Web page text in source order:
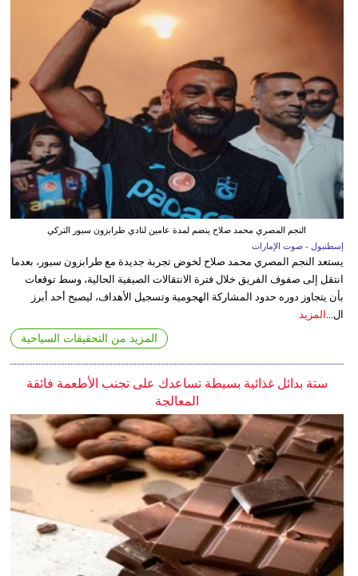
النجم المصري محمد صلاح ينضم لمدة عامين لنادي طرابزون سبور التركي
إسطنبول - صوت الإمارات
يستعد النجم المصري محمد صلاح لخوض تجربة جديدة مع طرابزون سبور، بعدما
انتقل إلى صفوف الفريق خلال فترة الانتقالات الصيفية الحالية، وسط توقعات
بأن يتجاوز دوره حدود المشاركة الهجومية وتسجيل الأهداف، ليصبح أحد أبرز
ال... المزيد
المزيد من التحقيقات السياحية
ستة بدائل غذائية بسيطة تساعدك على تجنب الأطعمة فائقة
المعالجة